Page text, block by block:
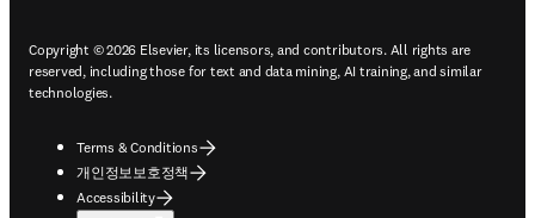
Copyright © 2026 Elsevier, its licensors, and contributors. All rights are
reserved, including those for text and data mining, AI training, and similar
technologies.
Terms & Conditions
개인정보보호정책
Accessibility